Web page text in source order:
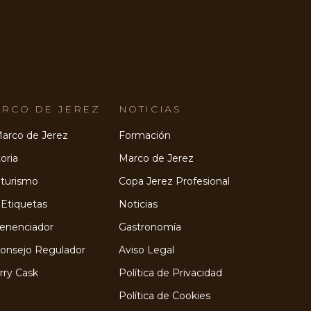
DE JEREZ
de Jerez
Regulador
Cask
NOTICIAS
Formación
Marco de Jerez
Copa Jerez Profesional
Noticias
Gastronomía
Aviso Legal
Política de Privacidad
Política de Cookies